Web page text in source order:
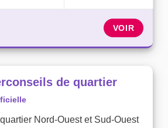
VOIR
de quartier
Nord-Ouest et Sud-Ouest